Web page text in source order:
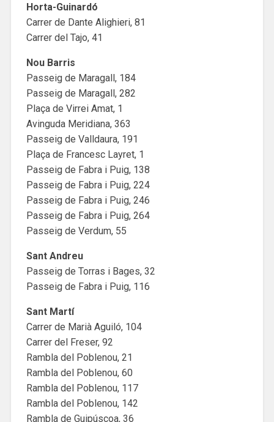
Horta-Guinardó
Carrer de Dante Alighieri, 81
Carrer del Tajo, 41
Nou Barris
Passeig de Maragall, 184
Passeig de Maragall, 282
Plaça de Virrei Amat, 1
Avinguda Meridiana, 363
Passeig de Valldaura, 191
Plaça de Francesc Layret, 1
Passeig de Fabra i Puig, 138
Passeig de Fabra i Puig, 224
Passeig de Fabra i Puig, 246
Passeig de Fabra i Puig, 264
Passeig de Verdum, 55
Sant Andreu
Passeig de Torras i Bages, 32
Passeig de Fabra i Puig, 116
Sant Martí
Carrer de Marià Aguiló, 104
Carrer del Freser, 92
Rambla del Poblenou, 21
Rambla del Poblenou, 60
Rambla del Poblenou, 117
Rambla del Poblenou, 142
Rambla de Guipúscoa, 36